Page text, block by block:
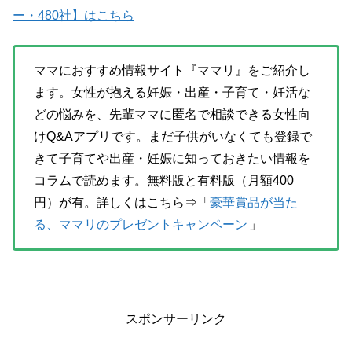
ー・480社】はこちら
ママにおすすめ情報サイト『ママリ』をご紹介し
ます。女性が抱える妊娠・出産・子育て・妊活な
どの悩みを、先輩ママに匿名で相談できる女性向
けQ&Aアプリです。まだ子供がいなくても登録で
きて子育てや出産・妊娠に知っておきたい情報を
コラムで読めます。無料版と有料版（月額400
円）が有。詳しくはこちら⇒「 豪華賞品が当た
る、ママリのプレゼントキャンペーン 」
スポンサーリンク